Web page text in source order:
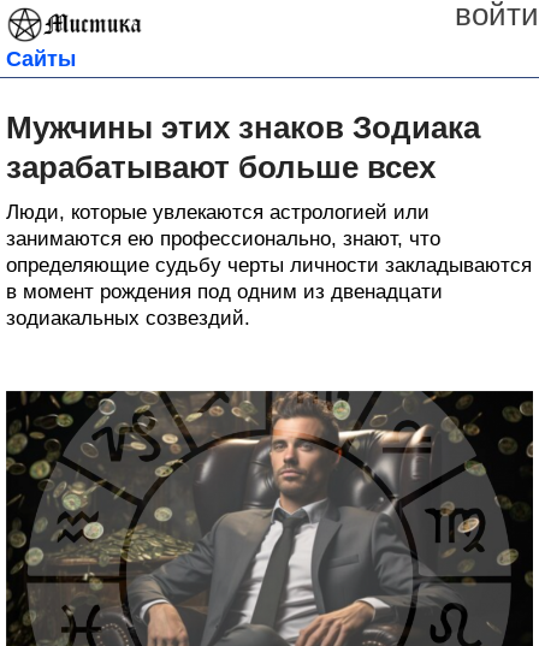
войти
Сайты
Мужчины этих знаков Зодиака
зарабатывают больше всех
Люди, которые увлекаются астрологией или
занимаются ею профессионально, знают, что
определяющие судьбу черты личности закладываются
в момент рождения под одним из двенадцати
зодиакальных созвездий.